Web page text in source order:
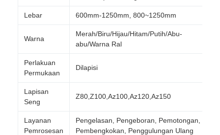
Lebar 600mm-1250mm, 800~1250mm
Warna
Merah/Biru/Hijau/Hitam/Putih/Abu-
abu/Warna Ral
Perlakuan
Permukaan
Dilapisi
Lapisan
Seng
Z80,Z100,Az100,Az120,Az150
Layanan
Pemrosesan
Pengelasan, Pengeboran, Pemotongan,
Pembengkokan, Penggulungan Ulang